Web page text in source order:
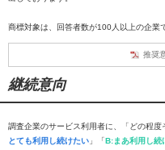
商標対象は、回答者数が100人以上の企業
推奨
継続意向
調査企業のサービス利用者に、「どの程
とても利用し続けたい 」「B:まあ利用し続